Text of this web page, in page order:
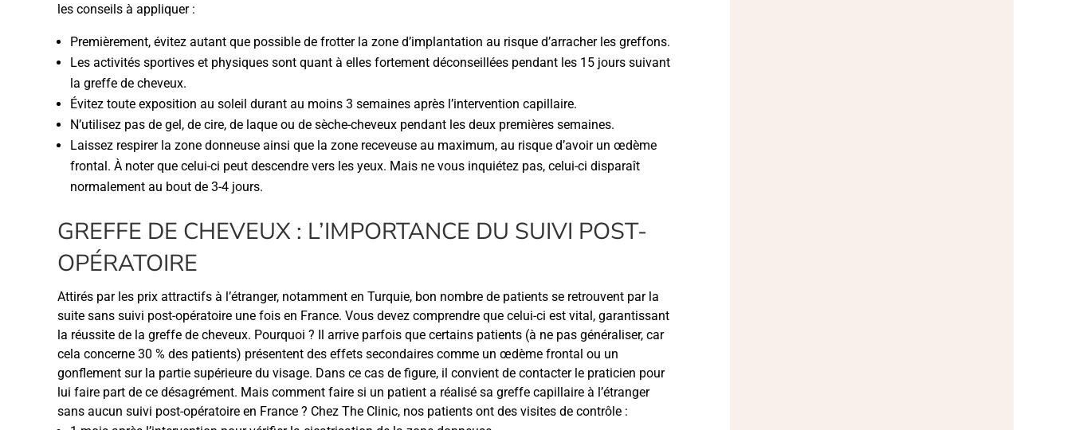
les conseils à appliquer :
Premièrement, évitez autant que possible de frotter la zone d’implantation au risque d’arracher les greffons.
Les activités sportives et physiques sont quant à elles fortement déconseillées pendant les 15 jours suivant
la greffe de cheveux.
Évitez toute exposition au soleil durant au moins 3 semaines après l’intervention capillaire.
N’utilisez pas de gel, de cire, de laque ou de sèche-cheveux pendant les deux premières semaines.
Laissez respirer la zone donneuse ainsi que la zone receveuse au maximum, au risque d’avoir un œdème
frontal. À noter que celui-ci peut descendre vers les yeux. Mais ne vous inquiétez pas, celui-ci disparaît
normalement au bout de 3-4 jours.
GREFFE DE CHEVEUX : L’IMPORTANCE DU SUIVI POST-
OPÉRATOIRE
Attirés par les prix attractifs à l’étranger, notamment en Turquie, bon nombre de patients se retrouvent par la
suite sans suivi post-opératoire une fois en France. Vous devez comprendre que celui-ci est vital, garantissant
la réussite de la greffe de cheveux. Pourquoi ? Il arrive parfois que certains patients (à ne pas généraliser, car
cela concerne 30 % des patients) présentent des effets secondaires comme un œdème frontal ou un
gonflement sur la partie supérieure du visage. Dans ce cas de figure, il convient de contacter le praticien pour
lui faire part de ce désagrément. Mais comment faire si un patient a réalisé sa greffe capillaire à l’étranger
sans aucun suivi post-opératoire en France ? Chez The Clinic, nos patients ont des visites de contrôle :